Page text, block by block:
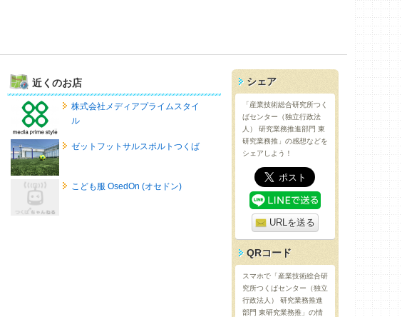
近くのお店
株式会社メディアプライムスタイ
ル
ゼットフットサルスポルトつくば
こども服 OsedOn (オセドン)
シェア
「産業技術総合研究所つく
ばセンター（独立行政法
人） 研究業務推進部門 東
研究業務推」の感想などを
シェアしよう！
URLを送る
QRコード
スマホで「産業技術総合研
究所つくばセンター（独立
行政法人） 研究業務推進
部門 東研究業務推」の情